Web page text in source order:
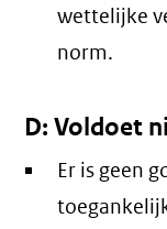
wettelijke
norm.
D: Voldoet
Er is geen